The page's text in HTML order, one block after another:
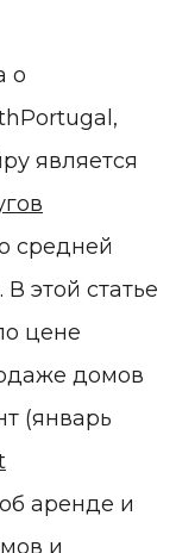
о
является
средней
этой статье
цене
домов
(январь
аренде и
и